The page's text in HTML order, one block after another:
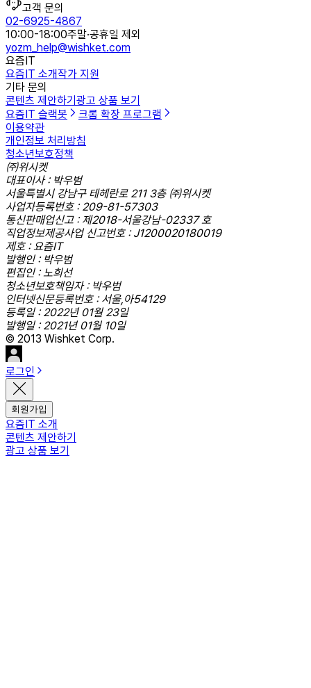
고객 문의
02-6925-4867
10:00-18:00주말·공휴일 제외
yozm_help@wishket.com
요즘IT
요즘IT 소개작가 지원
기타 문의
콘텐츠 제안하기광고 상품 보기
요즘IT 슬랙봇
크롬 확장 프로그램
이용약관
개인정보 처리방침
청소년보호정책
㈜위시켓
대표이사 : 박우범
서울특별시 강남구 테헤란로 211 3층 ㈜위시켓
사업자등록번호 : 209-81-57303
통신판매업신고 : 제2018-서울강남-02337 호
직업정보제공사업 신고번호 : J1200020180019
제호 : 요즘IT
발행인 : 박우범
편집인 : 노희선
청소년보호책임자 : 박우범
인터넷신문등록번호 : 서울,아54129
등록일 : 2022년 01월 23일
발행일 : 2021년 01월 10일
© 2013 Wishket Corp.
로그인
회원가입
요즘IT 소개
콘텐츠 제안하기
광고 상품 보기